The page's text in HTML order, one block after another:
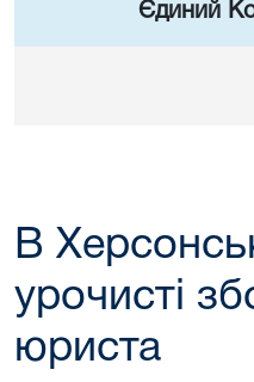
Єдиний
В
урочисті
юриста